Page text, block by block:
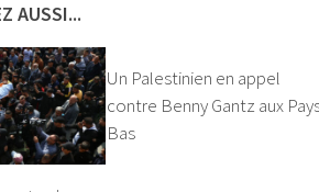
AUSSI...
Un Palestinien en appel
contre Benny Gantz aux
Bas